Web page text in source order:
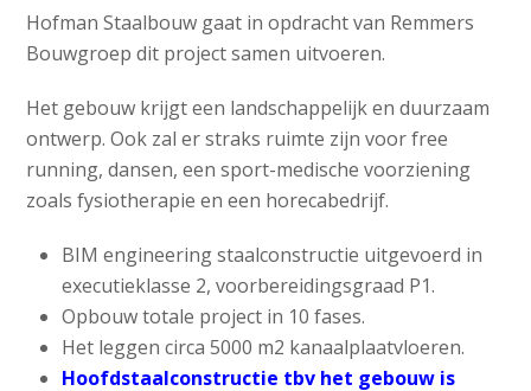
Hofman Staalbouw gaat in opdracht van Remmers
Bouwgroep dit project samen uitvoeren.
Het gebouw krijgt een landschappelijk en duurzaam
ontwerp. Ook zal er straks ruimte zijn voor free
running, dansen, een sport-medische voorziening
zoals fysiotherapie en een horecabedrijf.
BIM engineering staalconstructie uitgevoerd in
executieklasse 2, voorbereidingsgraad P1.
Opbouw totale project in 10 fases.
Het leggen circa 5000 m2 kanaalplaatvloeren.
Hoofdstaalconstructie tbv het gebouw is